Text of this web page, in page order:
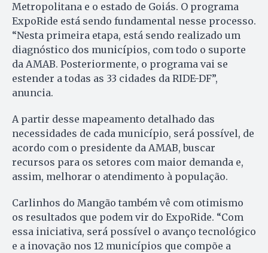
Metropolitana e o estado de Goiás. O programa
ExpoRide está sendo fundamental nesse processo.
“Nesta primeira etapa, está sendo realizado um
diagnóstico dos municípios, com todo o suporte
da AMAB. Posteriormente, o programa vai se
estender a todas as 33 cidades da RIDE-DF”,
anuncia.
A partir desse mapeamento detalhado das
necessidades de cada município, será possível, de
acordo com o presidente da AMAB, buscar
recursos para os setores com maior demanda e,
assim, melhorar o atendimento à população.
Carlinhos do Mangão também vê com otimismo
os resultados que podem vir do ExpoRide. “Com
essa iniciativa, será possível o avanço tecnológico
e a inovação nos 12 municípios que compõe a